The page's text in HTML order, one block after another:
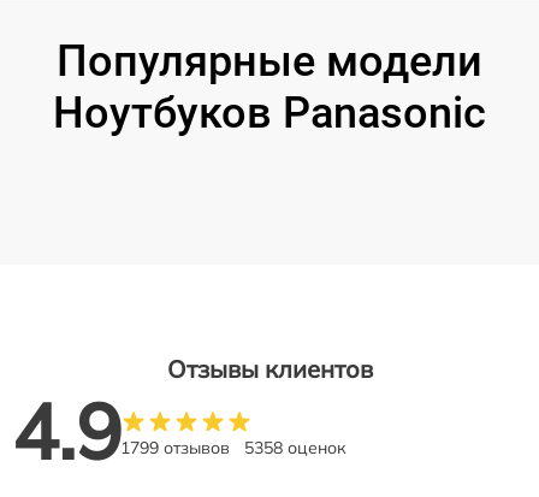
Популярные модели
Ноутбуков Panasonic
Отзывы клиентов
4.91799 отзывов 5358 оценок